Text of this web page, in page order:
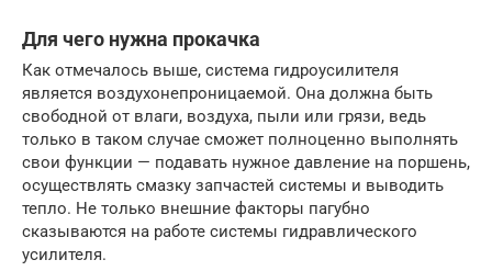
Для чего нужна прокачка
Как отмечалось выше, система гидроусилителя
является воздухонепроницаемой. Она должна быть
свободной от влаги, воздуха, пыли или грязи, ведь
только в таком случае сможет полноценно выполнять
свои функции — подавать нужное давление на поршень,
осуществлять смазку запчастей системы и выводить
тепло. Не только внешние факторы пагубно
сказываются на работе системы гидравлического
усилителя.